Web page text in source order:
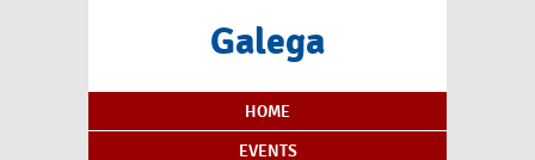
Galega
Content Index
HOME
EVENTS